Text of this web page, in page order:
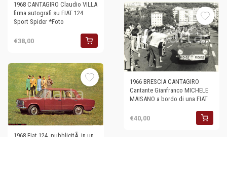
1968 CANTAGIRO Claudio VILLA
firma autografi su FIAT 124
Sport Spider *Foto
€38,00
1966 BRESCIA CANTAGIRO
Cantante Gianfranco MICHELE
MAISANO a bordo di una FIAT
€40,00
1968 Fiat 124, pubblicitÃ in un